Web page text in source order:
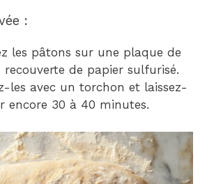
:
les pâtons sur une plaque de
recouverte de papier sulfurisé.
les avec un torchon et laissez-
encore 30 à 40 minutes.